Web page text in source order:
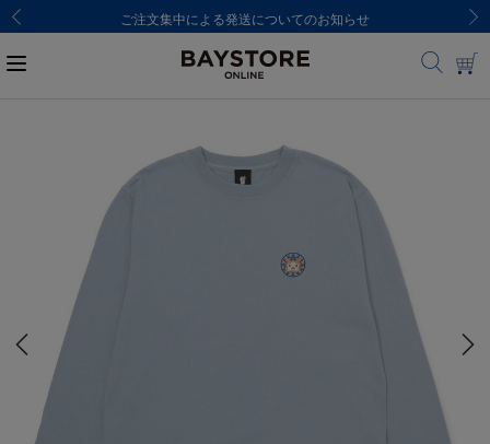
ご注文集中による発送についてのお知らせ